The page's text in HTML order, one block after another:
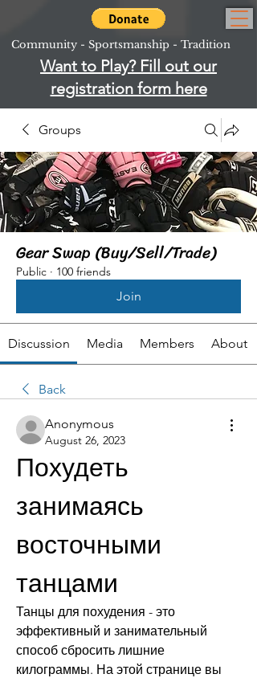
Community - Sportsmanship - Tradition
Want to Play? Fill out our
registration form here
Groups
Gear Swap (Buy/Sell/Trade)
Public · 100 friends
Join
Discussion Media Members About
Back
Anonymous
August 26, 2023
Похудеть
занимаясь
восточными
танцами
Танцы для похудения - это
эффективный и занимательный
способ сбросить лишние
килограммы. На этой странице вы